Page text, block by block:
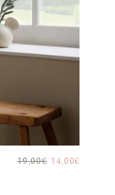
19,00€ 14,00€